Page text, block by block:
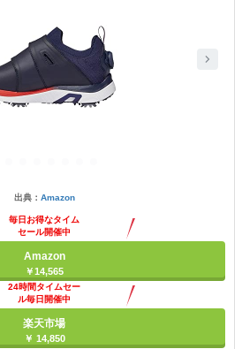
出典： Amazon
毎日お得なタイム
セール開催中
Amazon
￥14,565
24時間タイムセー
ル毎日開催中
楽天市場
￥ 14,850